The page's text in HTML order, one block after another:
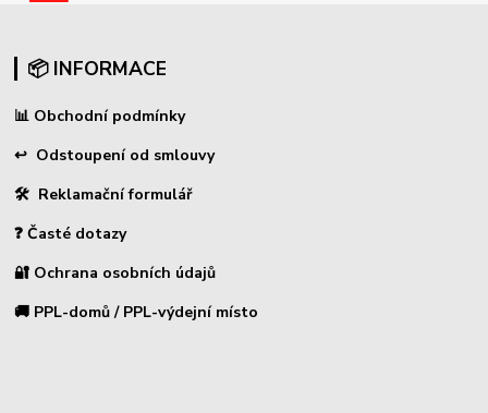
📦 INFORMACE
📊 Obchodní podmínky
↩ Odstoupení od smlouvy
🛠 Reklamační formulář
❓ Časté dotazy
🔐 Ochrana osobních údajů
🚚 PPL-domů / PPL-výdejní místo